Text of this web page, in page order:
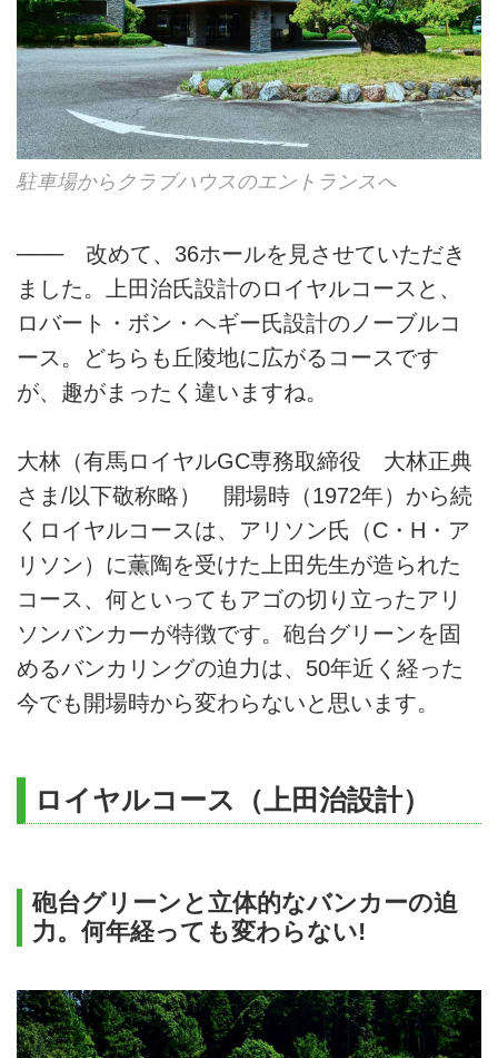
駐車場からクラブハウスのエントランスへ
─── 改めて、36ホールを見させていただき
ました。上田治氏設計のロイヤルコースと、
ロバート・ボン・ヘギー氏設計のノーブルコ
ース。どちらも丘陵地に広がるコースです
が、趣がまったく違いますね。
大林（有馬ロイヤルGC専務取締役 大林正典
さま/以下敬称略） 開場時（1972年）から続
くロイヤルコースは、アリソン氏（C・H・ア
リソン）に薫陶を受けた上田先生が造られた
コース、何といってもアゴの切り立ったアリ
ソンバンカーが特徴です。砲台グリーンを固
めるバンカリングの迫力は、50年近く経った
今でも開場時から変わらないと思います。
ロイヤルコース（上田治設計）
砲台グリーンと立体的なバンカーの迫
力。何年経っても変わらない!